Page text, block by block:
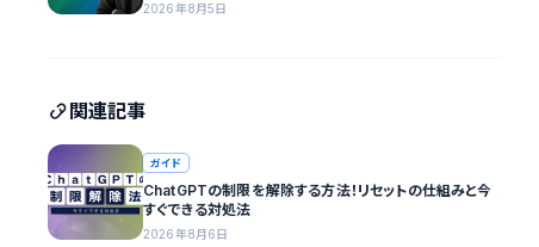
2026年8月5日
関連記事
ガイド
ChatGPTの制限を解除する方法！リセットの仕組みと今
すぐできる対処法
2026年8月6日